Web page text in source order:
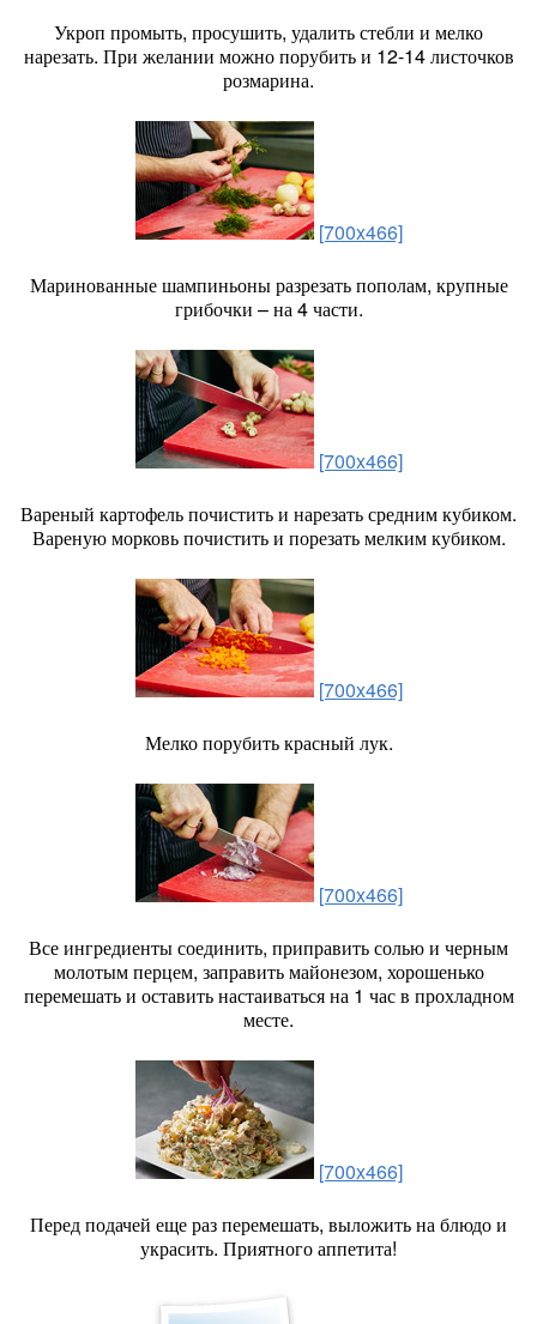
Укроп промыть, просушить, удалить стебли и мелко
нарезать. При желании можно порубить и 12-14 листочков
розмарина.
[700x466]
Маринованные шампиньоны разрезать пополам, крупные
грибочки – на 4 части.
[700x466]
Вареный картофель почистить и нарезать средним кубиком.
Вареную морковь почистить и порезать мелким кубиком.
[700x466]
Мелко порубить красный лук.
[700x466]
Все ингредиенты соединить, приправить солью и черным
молотым перцем, заправить майонезом, хорошенько
перемешать и оставить настаиваться на 1 час в прохладном
месте.
[700x466]
Перед подачей еще раз перемешать, выложить на блюдо и
украсить. Приятного аппетита!